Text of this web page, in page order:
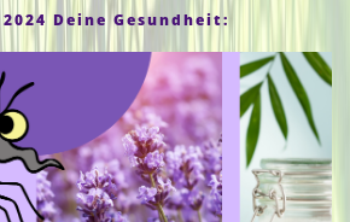
Deine Gesundheit: